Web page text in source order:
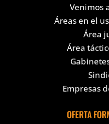
Venimos
Áreas en el
Área
Área
Empresas
OFERTA